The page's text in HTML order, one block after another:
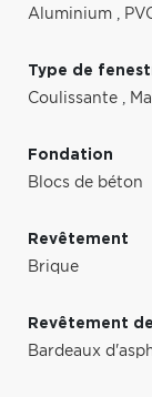
Aluminium ,
Type de
Coulissante ,
Fondation
Blocs de béton
Revêtement
Brique
Revêtement
Bardeaux